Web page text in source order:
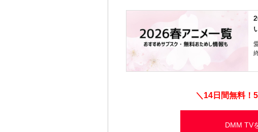
＼ 14日間無料！
DMM TV